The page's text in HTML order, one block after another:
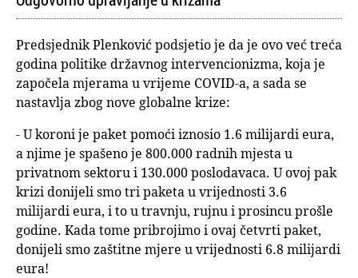
Predsjednik Plenković podsjetio je da je ovo već treća
godina politike državnog intervencionizma, koja je
započela mjerama u vrijeme COVID-a, a sada se
nastavlja zbog nove globalne krize:
- U koroni je paket pomoći iznosio 1.6 milijardi eura,
a njime je spašeno je 800.000 radnih mjesta u
privatnom sektoru i 130.000 poslodavaca. U ovoj pak
krizi donijeli smo tri paketa u vrijednosti 3.6
milijardi eura, i to u travnju, rujnu i prosincu prošle
godine. Kada tome pribrojimo i ovaj četvrti paket,
donijeli smo zaštitne mjere u vrijednosti 6.8 milijardi
eura!